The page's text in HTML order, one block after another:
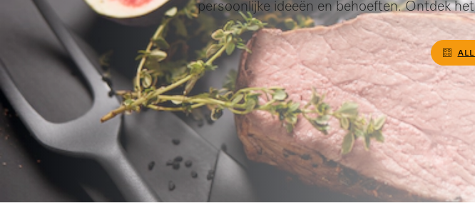
persoonlijke ideeën en behoeften. Ontdek